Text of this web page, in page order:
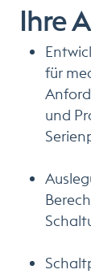
Ihre
für
und